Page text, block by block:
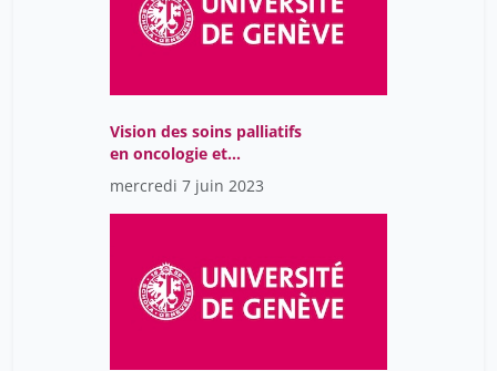
Vision des soins palliatifs
en oncologie et
hématologie pédiatrique
mercredi 7 juin 2023